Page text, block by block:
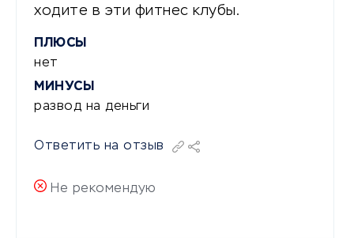
ходите в эти фитнес клубы.
ПЛЮСЫ
нет
МИНУСЫ
развод на деньги
Ответить на отзыв
Не рекомендую